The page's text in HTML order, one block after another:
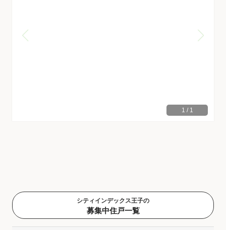
1 / 1
シティインデックス王子の
募集中住戸一覧